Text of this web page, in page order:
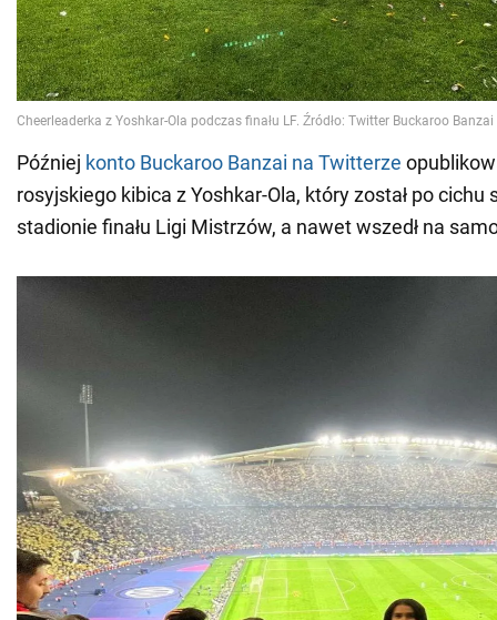
Później konto Buckaroo Banzai na Twitterze
rosyjskiego kibica z Yoshkar-Ola, który został po
stadionie finału Ligi Mistrzów, a nawet wszedł na